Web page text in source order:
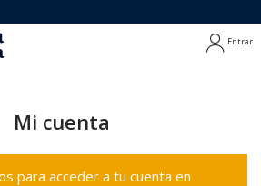
Entrar
Mi cuenta
para acceder a tu cuenta en